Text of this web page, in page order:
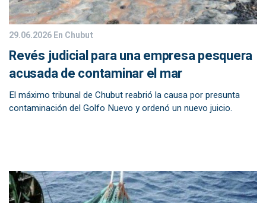
29.06.2026En Chubut
Revés judicial para una empresa pesquera
acusada de contaminar el mar
El máximo tribunal de Chubut reabrió la causa por presunta
contaminación del Golfo Nuevo y ordenó un nuevo juicio.